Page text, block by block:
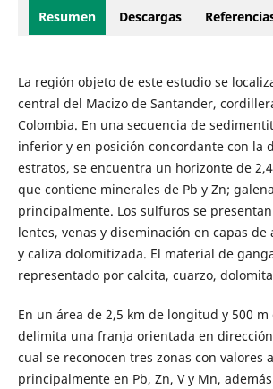
Resumen Descargas
La región objeto de este estudio se
central del Macizo de Santander,
Colombia. En una secuencia de
inferior y en posición concordante con la
estratos, se encuentra un horizonte de
que contiene minerales de Pb y Zn;
principalmente. Los sulfuros se
lentes, venas y diseminación en capas
y caliza dolomitizada. El material de
representado por calcita, cuarzo,
En un área de 2,5 km de longitud y 500 m
delimita una franja orientada en dirección
cual se reconocen tres zonas con valores
principalmente en Pb, Zn, V y Mn,